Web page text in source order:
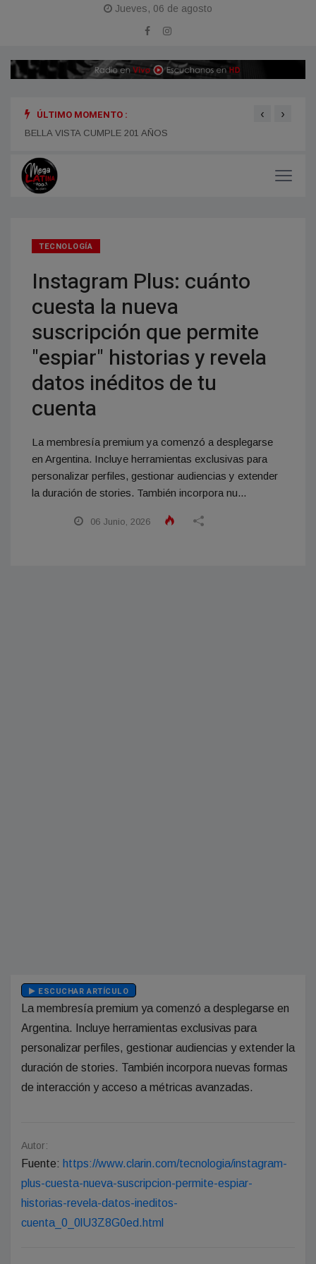
Jueves, 06 de agosto
ÚLTIMO MOMENTO :
BELLA VISTA CUMPLE 201 AÑOS
‹ ›
TECNOLOGÍA
Instagram Plus: cuánto
cuesta la nueva
suscripción que permite
"espiar" historias y revela
datos inéditos de tu
cuenta
La membresía premium ya comenzó a desplegarse
en Argentina. Incluye herramientas exclusivas para
personalizar perfiles, gestionar audiencias y extender
la duración de stories. También incorpora nu...
06 Junio, 2026
ESCUCHAR ARTÍCULO
La membresía premium ya comenzó a desplegarse en
Argentina. Incluye herramientas exclusivas para
personalizar perfiles, gestionar audiencias y extender la
duración de stories. También incorpora nuevas formas
de interacción y acceso a métricas avanzadas.
Autor:
Fuente: https://www.clarin.com/tecnologia/instagram-
plus-cuesta-nueva-suscripcion-permite-espiar-
historias-revela-datos-ineditos-
cuenta_0_0lU3Z8G0ed.html